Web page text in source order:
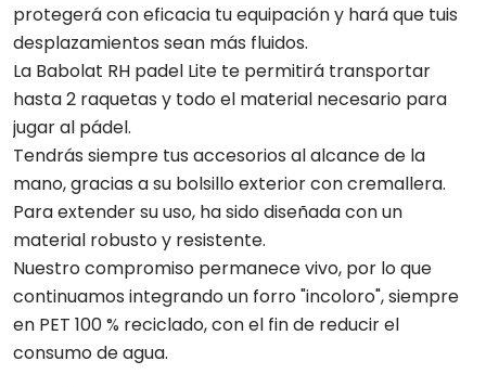
protegerá con eficacia tu equipación y hará que tuis
desplazamientos sean más fluidos.
La Babolat RH padel Lite te permitirá transportar
hasta 2 raquetas y todo el material necesario para
jugar al pádel.
Tendrás siempre tus accesorios al alcance de la
mano, gracias a su bolsillo exterior con cremallera.
Para extender su uso, ha sido diseñada con un
material robusto y resistente.
Nuestro compromiso permanece vivo, por lo que
continuamos integrando un forro "incoloro", siempre
en PET 100 % reciclado, con el fin de reducir el
consumo de agua.